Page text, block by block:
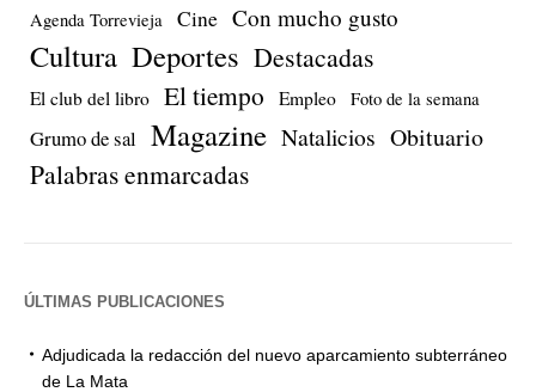
Agenda Torrevieja Cine Con mucho gusto
Cultura Deportes Destacadas
El club del libro El tiempo Empleo Foto de la semana
Grumo de sal Magazine Natalicios Obituario
Palabras enmarcadas
ÚLTIMAS PUBLICACIONES
Adjudicada la redacción del nuevo aparcamiento subterráneo
de La Mata